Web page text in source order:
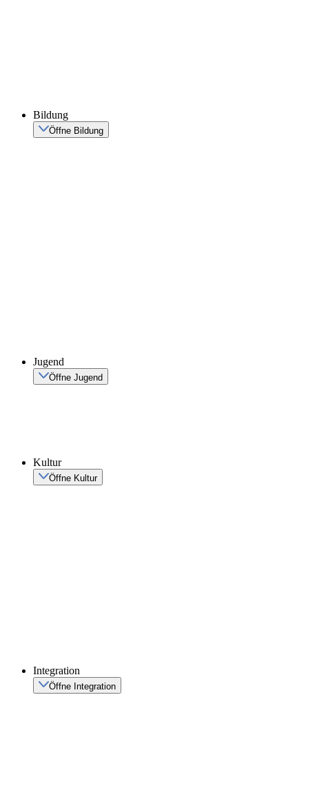
Bildung
Öffne Bildung
Jugend
Öffne Jugend
Kultur
Öffne Kultur
Integration
Öffne Integration